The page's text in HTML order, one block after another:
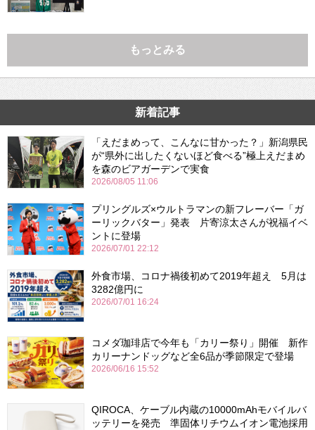
もっとみる
新着記事
「えだまめって、こんなに甘かった？」新潟県民
が“県外に出したくないほど食べる”極上えだまめ
を森のビアガーデンで実食
2026/08/05 11:06
プリングルズ×ウルトラマンの新フレーバー「ガ
ーリックバター」発表 片寄涼太さんが祝福イベ
ントに登場
2026/07/01 22:12
外食市場、コロナ禍後初めて2019年超え 5月は
3282億円に
2026/07/01 16:24
コメダ珈琲店で今年も「カリー祭り」開催 新作
カリーナンドッグなど全6品が季節限定で登場
2026/06/16 15:52
QIROCA、ケーブル内蔵の10000mAhモバイルバ
ッテリーを発売 準固体リチウムイオン電池採用